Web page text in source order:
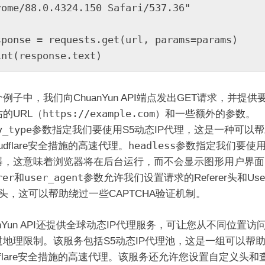
88.0.4324.150 Safari/537.36"
= requests.get(url, params=params)
例子中，我们向ChuanYun API端点发出GET请求，并提供
URL（ https://example.com）和一些额外的参数。
参数指定我们要使用S5动态IP代理，这是一种可以
安全措施的高速代理。
headless参数指定我们要使
，这意味着浏览器将在后台运行，而不会显示图形用户界
和user_agent参数允许我们设置请求的Referer头和
，这可以帮助绕过一些CAPTCHA验证机制。
API还提供全球动态IP代理服务，可让您从不同位置访
地理限制。该服务包括S5动态IP代理池，这是一组可以帮
安全措施的高速代理。该服务还允许您设置自定义头和